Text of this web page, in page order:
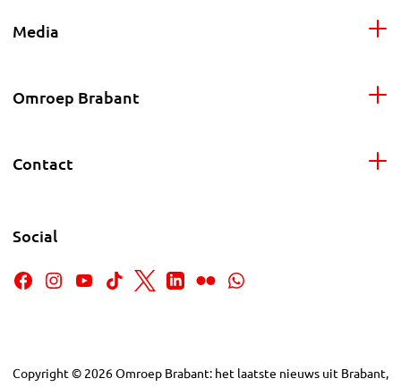
Media
Omroep Brabant
Contact
Social
Copyright © 2026Omroep Brabant: het laatste nieuws uit Brabant,